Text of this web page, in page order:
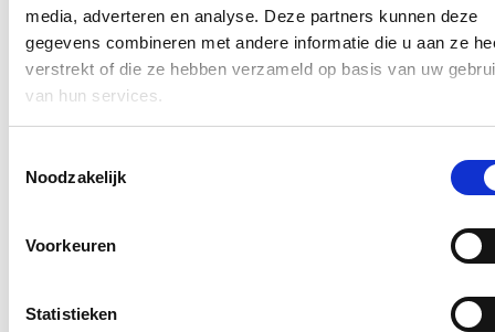
media, adverteren en analyse. Deze partners kunnen deze
gegevens combineren met andere informatie die u aan ze
verstrekt of die ze hebben verzameld op basis van uw
van hun services.
Noodzakelijk
Voorkeuren
Statistieken
01/06/21
De Meulestedebrug in Gent is opnieuw geopend. In oktober 2020
raakte de brug beschadigd door een aanvaring met een schip.
Sindsdien hebben de aannemers en de Vlaamse Waterweg grondig
van gemaakt kan worden.
Lees meer
Openbare Werken
Stijn De Roo
In de pers